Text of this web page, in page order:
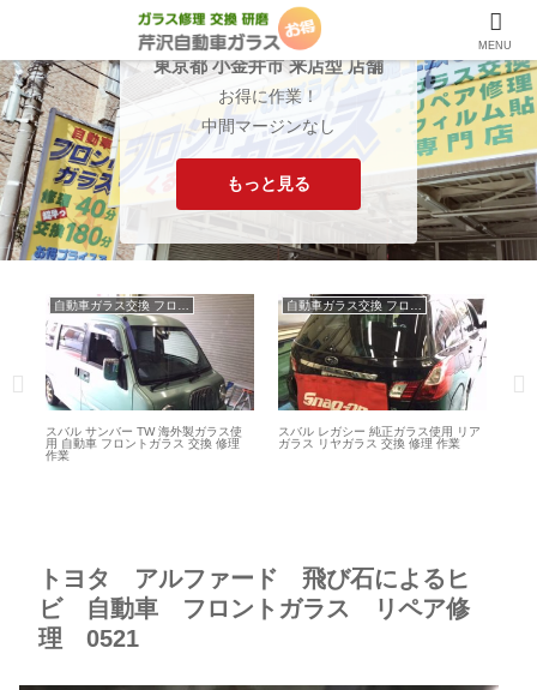
東京都 小金井市 来店型 店舗
お得に作業！
中間マージンなし
もっと見る
スバル サンバー TW 海外製ガラス使
用 自動車 フロントガラス 交換 修理
作業
スバル レガシー 純正ガラス使用 リア
ガラス リヤガラス 交換 修理 作業
トヨタ アルファード 飛び石によるヒ
ビ 自動車 フロントガラス リペア修
理 0521
MENU